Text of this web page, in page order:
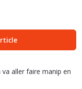
va aller faire manip en